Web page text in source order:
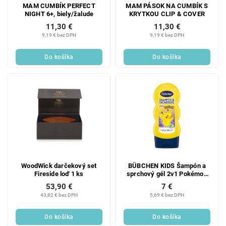
MAM CUMBÍK PERFECT
NIGHT 6+, biely/žalude
9,19 € bez DPH
11,30 €
Do košíka
MAM PÁSOK NA CUMBÍK S
KRYTKOU CLIP & COVER
9,19 € bez DPH
11,30 €
Do košíka
WoodWick darčekový set
Fireside loď 1 ks
43,82 € bez DPH
53,90 €
Do košíka
BÜBCHEN KIDS Šampón a
sprchový gél 2v1 Pokémon
230 ml
5,69 € bez DPH
7 €
Do košíka